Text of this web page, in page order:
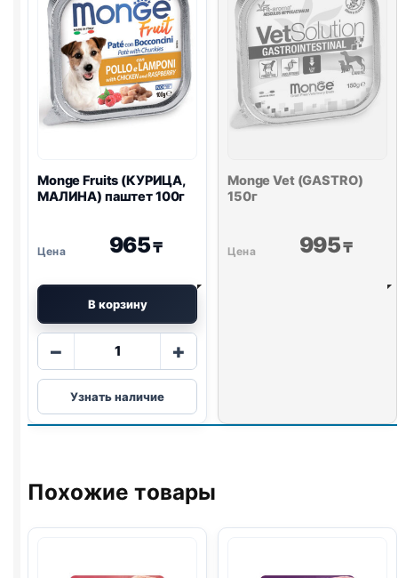
Monge Fruits (КУРИЦА,
МАЛИНА) паштет 100г
965₸
В корзину
−
Количество
Monge
Fruits
(КУРИЦА,
100г
+
Узнать наличие
Monge Vet (GASTRO)
150г
995₸
Похожие товары